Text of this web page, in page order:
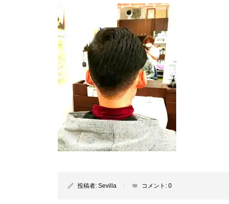
投稿者: Sevilla コメント: 0